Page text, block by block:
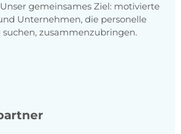
gemeinsames Ziel: motivierte
Unternehmen, die personelle
zusammenzubringen.